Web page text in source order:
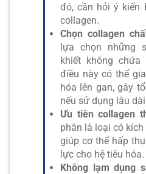
đó, cần hỏi ý kiến
collagen.
Chọn collagen
lựa chọn những
khiết không
điều này có thể
hóa lên gan, gây
nếu sử dụng lâu
Ưu tiên collagen
phân là loại có
giúp cơ thể hấp
lực cho hệ tiêu hóa.
Không lạm dụng